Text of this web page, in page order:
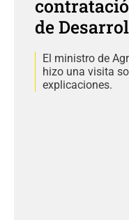
de
El ministro de
hizo una visita
explicaciones.